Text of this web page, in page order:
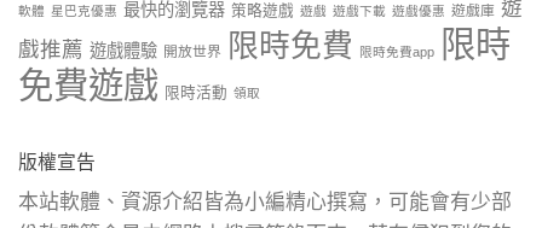
軟體 星巴克優惠 最快的瀏覽器 策略遊戲 遊戲 遊戲下載 遊戲優惠 遊戲庫 遊
戲推薦 遊戲體驗 開放世界 限時免費 限時免費app
限時
免費遊戲 限時活動 領取
版權宣告
本站軟體、資源介紹皆為小編精心撰寫，可能會有少部